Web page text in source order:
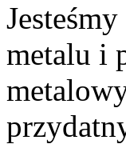
metalu i